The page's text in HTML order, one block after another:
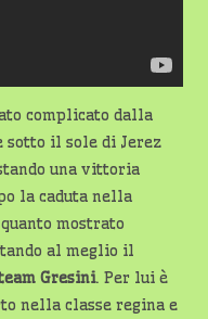
complicato dalla
sotto il sole di Jerez
una vittoria
la caduta nella
mostrato
al meglio il
Gresini. Per lui è
nella classe regina e